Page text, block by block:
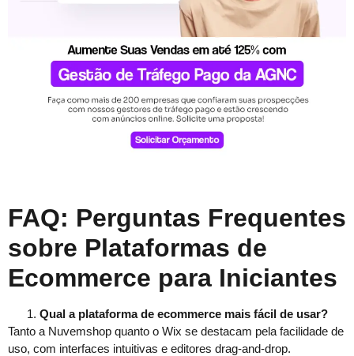
FAQ: Perguntas Frequentes
sobre Plataformas de
Ecommerce para Iniciantes
Qual a plataforma de ecommerce mais fácil de usar?
Tanto a Nuvemshop quanto o Wix se destacam pela facilidade de
uso, com interfaces intuitivas e editores drag-and-drop.